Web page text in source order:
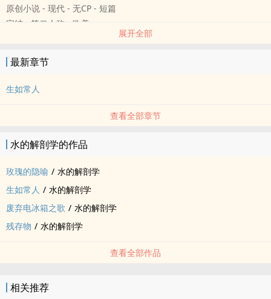
原创小说 - 现代 - 无CP - 短篇
完结 - 第二人称 - 欧美
2019年旧作归档，千字小短篇。展开全部
最新章节
生如常人
查看全部章节
水的解剖学的作品
玫瑰的隐喻 / 水的解剖学
生如常人 / 水的解剖学
废弃电冰箱之歌 / 水的解剖学
残存物 / 水的解剖学
查看全部作品
相关推荐